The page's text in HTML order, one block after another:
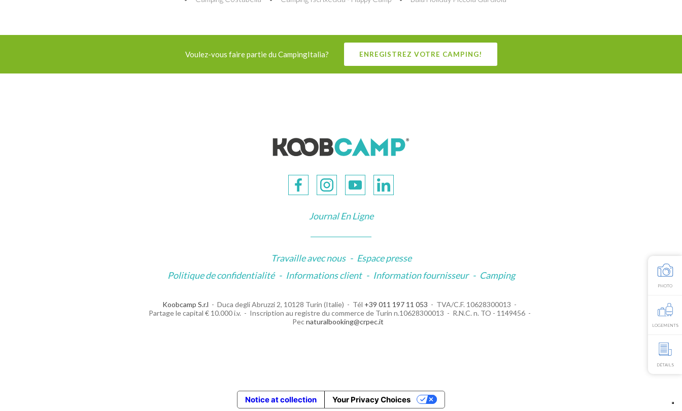
Voulez-vous faire partie du CampingItalia? ENREGISTREZ VOTRE CAMPING!
Journal En Ligne
Travaille avec nous - Espace presse
Politique de confidentialité - Informations client - Information fournisseur - Camping
Koobcamp S.r.l Duca degli Abruzzi 2, 10128 Turin (Italie) Tél +39 011 197 11 053
TVA/C.F. 10628300013
Partage le capital € 10.000 i.v.
Inscription au registre du commerce de Turin n.10628300013
R.N.C. n. TO - 1149456
Pecnaturalbooking@crpec.it
PHOTO
LOGEMENTS
DÉTAILS
Notice at collection Your Privacy Choices